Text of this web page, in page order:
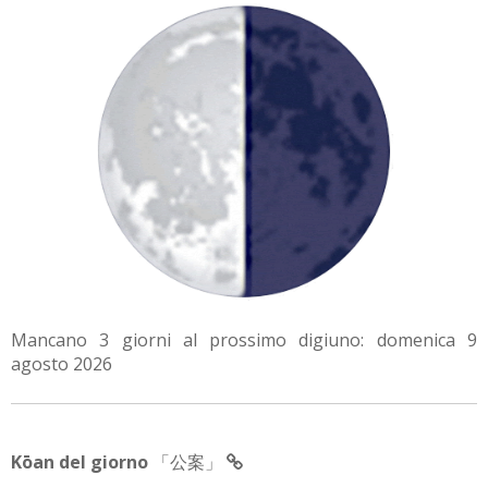
Mancano 3 giorni al prossimo digiuno: domenica 9
agosto 2026
Kōan del giorno 「公案」